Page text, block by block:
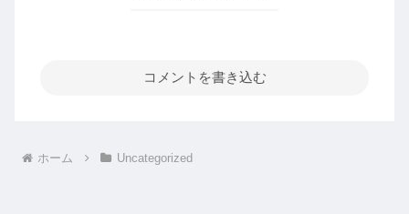
コメントを書き込む
ホーム Uncategorized